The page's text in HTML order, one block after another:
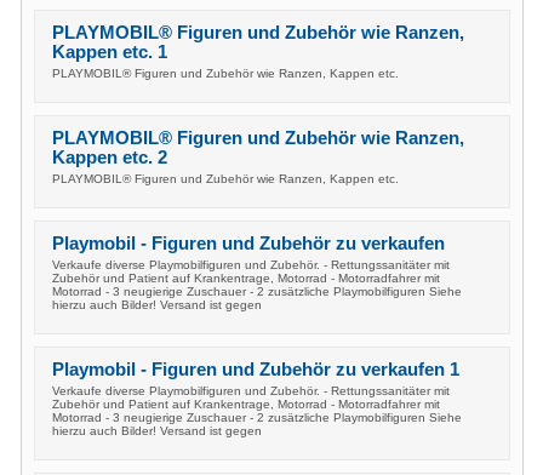
PLAYMOBIL® Figuren und Zubehör wie Ranzen,
Kappen etc. 1
PLAYMOBIL® Figuren und Zubehör wie Ranzen, Kappen etc.
PLAYMOBIL® Figuren und Zubehör wie Ranzen,
Kappen etc. 2
PLAYMOBIL® Figuren und Zubehör wie Ranzen, Kappen etc.
Playmobil - Figuren und Zubehör zu verkaufen
Verkaufe diverse Playmobilfiguren und Zubehör. - Rettungssanitäter mit
Zubehör und Patient auf Krankentrage, Motorrad - Motorradfahrer mit
Motorrad - 3 neugierige Zuschauer - 2 zusätzliche Playmobilfiguren Siehe
hierzu auch Bilder! Versand ist gegen
Playmobil - Figuren und Zubehör zu verkaufen 1
Verkaufe diverse Playmobilfiguren und Zubehör. - Rettungssanitäter mit
Zubehör und Patient auf Krankentrage, Motorrad - Motorradfahrer mit
Motorrad - 3 neugierige Zuschauer - 2 zusätzliche Playmobilfiguren Siehe
hierzu auch Bilder! Versand ist gegen